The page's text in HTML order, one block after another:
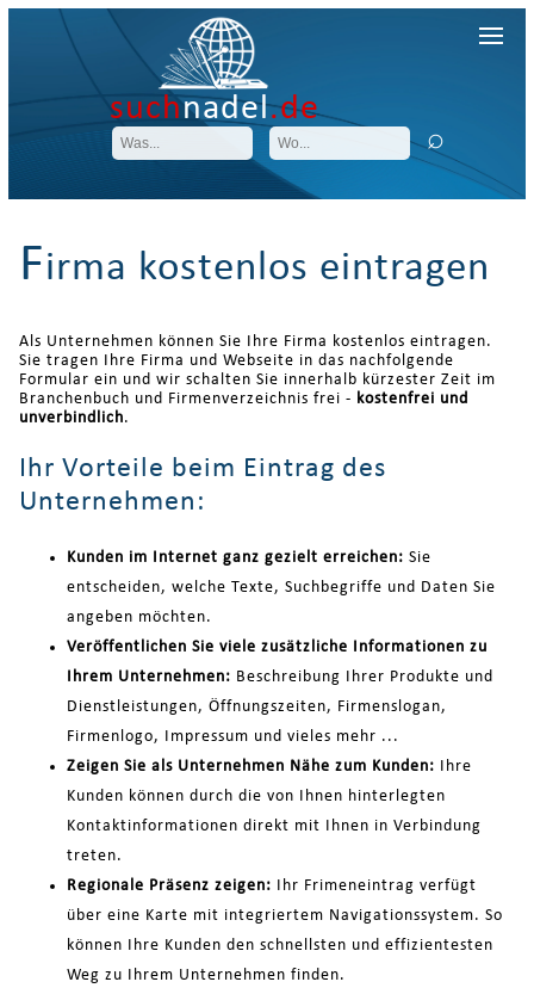
suchnadel.de
Firma kostenlos eintragen
Als Unternehmen können Sie Ihre Firma kostenlos eintragen.
Sie tragen Ihre Firma und Webseite in das nachfolgende
Formular ein und wir schalten Sie innerhalb kürzester Zeit im
Branchenbuch und Firmenverzeichnis frei - kostenfrei und
unverbindlich.
Ihr Vorteile beim Eintrag des
Unternehmen:
Kunden im Internet ganz gezielt erreichen: Sie
entscheiden, welche Texte, Suchbegriffe und Daten Sie
angeben möchten.
Veröffentlichen Sie viele zusätzliche Informationen zu
Ihrem Unternehmen: Beschreibung Ihrer Produkte und
Dienstleistungen, Öffnungszeiten, Firmenslogan,
Firmenlogo, Impressum und vieles mehr ...
Zeigen Sie als Unternehmen Nähe zum Kunden: Ihre
Kunden können durch die von Ihnen hinterlegten
Kontaktinformationen direkt mit Ihnen in Verbindung
treten.
Regionale Präsenz zeigen: Ihr Frimeneintrag verfügt
über eine Karte mit integriertem Navigationssystem. So
können Ihre Kunden den schnellsten und effizientesten
Weg zu Ihrem Unternehmen finden.